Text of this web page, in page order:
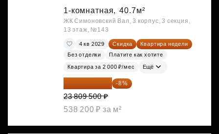
1-комнатная, 40.7м²
ЖК Симоновский Вал, 3 корпус, 3 секция,
13 этаж, №143
4 кв 2029 Скидка
Квартира недели
Без отделки
Платите как хотите
Квартира за 2 000 ₽/мес Ещё
21 904 740 ₽ -8%
23 809 500 ₽
538 200 ₽ за м²